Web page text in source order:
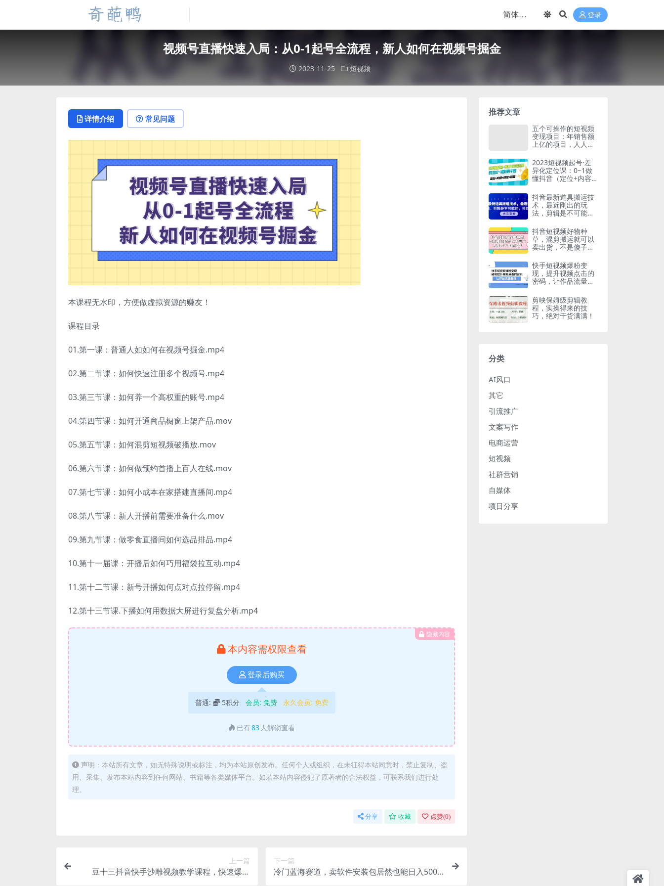
登录
视频号直播快速入局：从0-1起号全流程，新人如何在视频号掘金
2023-11-25 短视频
详情介绍 常见问题
本课程无水印，方便做虚拟资源的赚友！
课程目录
01.第一课：普通人如如何在视频号掘金.mp4
02.第二节课：如何快速注册多个视频号.mp4
03.第三节课：如何养一个高权重的账号.mp4
04.第四节课：如何开通商品橱窗上架产品.mov
05.第五节课：如何混剪短视频破播放.mov
06.第六节课：如何做预约首播上百人在线.mov
07.第七节课：如何小成本在家搭建直播间.mp4
08.第八节课：新人开播前需要准备什么.mov
09.第九节课：做零食直播间如何选品排品.mp4
10.第十一届课：开播后如何巧用福袋拉互动.mp4
11.第十二节课：新号开播如何点对点拉停留.mp4
12.第十三节课.下播如何用数据大屏进行复盘分析.mp4
隐藏内容
本内容需权限查看
登录后购买
普通: 5积分 会员: 免费 永久会员: 免费
已有83 人解锁查看
声明：本站所有文章，如无特殊说明或标注，均为本站原创发布。任何个人或组织，在未征得本站同意时，禁止复制、盗
用、采集、发布本站内容到任何网站、书籍等各类媒体平台。如若本站内容侵犯了原著者的合法权益，可联系我们进行处
理。
分享 收藏 点赞(0)
上一篇
豆十三抖音快手沙雕视频教学课程，快速爆粉
下一篇
冷门蓝海赛道，卖软件安装包居然也能日入500
推荐文章
五个可操作的短视频
变现项目：年销售额
上亿的项目，人人能
2023短视频起号·差
异化定位课：0~1做
懂抖音（定位+内容
抖音最新道具搬运技
术，最近刚出的玩
法，剪辑是不可能
抖音短视频好物种
草，混剪搬运就可以
卖出货，不是傻子都
快手短视频爆粉变
现，提升视频点击的
密码，让作品流量翻
剪映保姆级剪辑教
程，实操得来的技
巧，绝对干货满满！
分类
AI风口
其它
引流推广
文案写作
电商运营
短视频
社群营销
自媒体
项目分享